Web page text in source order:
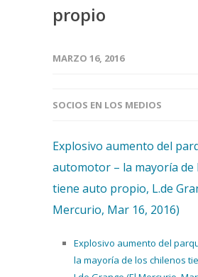
propio
MARZO 16, 2016
SOCIOS EN LOS MEDIOS
Explosivo aumento del
automotor – la mayoría de
tiene auto propio, L.de
Mercurio, Mar 16, 2016)
Explosivo aumento del
la mayoría de los chilenos